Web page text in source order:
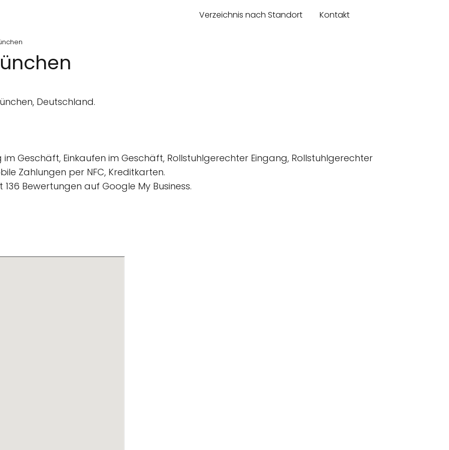
Verzeichnis nach Standort Kontakt
Deutschland.
im Geschäft, Einkaufen im Geschäft, Rollstuhlgerechter Eingang, Rollstuhlgerechter
Zahlungen per NFC, Kreditkarten.
Bewertungen auf Google My Business.